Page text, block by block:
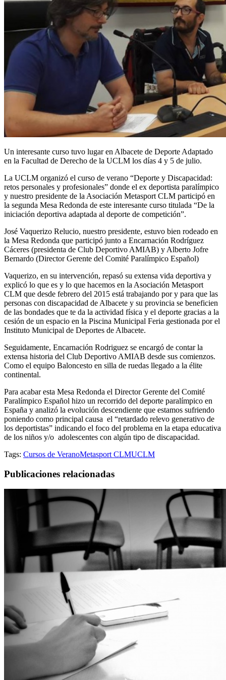
Un interesante curso tuvo lugar en Albacete de Deporte Adaptado
en la Facultad de Derecho de la UCLM los días 4 y 5 de julio.
La UCLM organizó el curso de verano “Deporte y Discapacidad:
retos personales y profesionales” donde el ex deportista paralímpico
y nuestro presidente de la Asociación Metasport CLM participó en
la segunda Mesa Redonda de este interesante curso titulada “De la
iniciación deportiva adaptada al deporte de competición”.
José Vaquerizo Relucio, nuestro presidente, estuvo bien rodeado en
la Mesa Redonda que participó junto a Encarnación Rodríguez
Cáceres (presidenta de Club Deportivo AMIAB) y Alberto Jofre
Bernardo (Director Gerente del Comité Paralímpico Español)
Vaquerizo, en su intervención, repasó su extensa vida deportiva y
explicó lo que es y lo que hacemos en la Asociación Metasport
CLM que desde febrero del 2015 está trabajando por y para que las
personas con discapacidad de Albacete y su provincia se beneficien
de las bondades que te da la actividad física y el deporte gracias a la
cesión de un espacio en la Piscina Municipal Feria gestionada por el
Instituto Municipal de Deportes de Albacete.
Seguidamente, Encarnación Rodriguez se encargó de contar la
extensa historia del Club Deportivo AMIAB desde sus comienzos.
Como el equipo Baloncesto en silla de ruedas llegado a la élite
continental.
Para acabar esta Mesa Redonda el Director Gerente del Comité
Paralímpico Español hizo un recorrido del deporte paralímpico en
España y analizó la evolución descendiente que estamos sufriendo
poniendo como principal causa el “retardado relevo generativo de
los deportistas” indicando el foco del problema en la etapa educativa
de los niños y/o adolescentes con algún tipo de discapacidad.
Tags: Cursos de VeranoMetasport CLMUCLM
Publicaciones relacionadas